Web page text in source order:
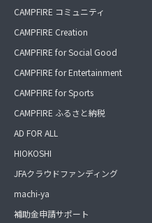
CAMPFIRE コミュニティ
CAMPFIRE Creation
CAMPFIRE for Social Good
CAMPFIRE for Entertainment
CAMPFIRE for Sports
CAMPFIRE ふるさと納税
AD FOR ALL
HIOKOSHI
JFAクラウドファンディング
machi-ya
補助金申請サポート